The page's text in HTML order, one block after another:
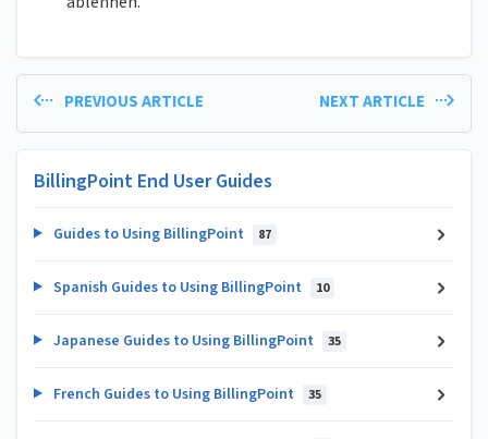
PREVIOUS ARTICLE NEXT ARTICLE
BillingPoint End User Guides
Guides to Using BillingPoint 87
Spanish Guides to Using BillingPoint 10
Japanese Guides to Using BillingPoint 35
French Guides to Using BillingPoint 35